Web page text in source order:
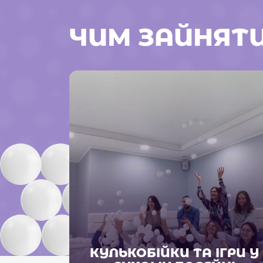
ЧИМ
КУЛЬКОБІЙКИ ТА ІГРИ У